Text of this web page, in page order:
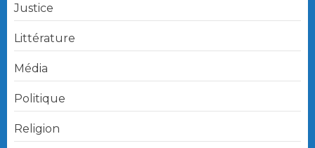
Justice
Littérature
Média
Politique
Religion